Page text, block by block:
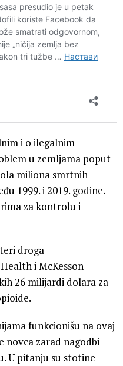
i o ilegalnim
u zemljama poput
miliona smrtnih
1999. i 2019. godine.
za kontrolu i
droga-
i McKesson-
26 milijardi dolara za
funkcionišu na ovaj
novca zarad nagodbi
U pitanju su stotine